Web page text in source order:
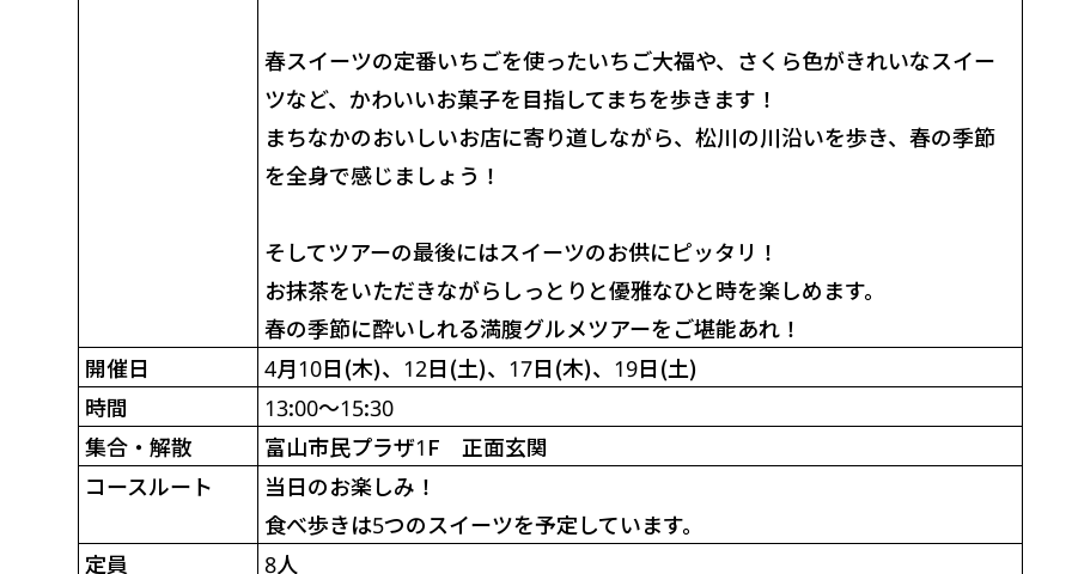
春スイーツの定番いちごを使ったいちご大福や、さくら色がきれいなスイー
ツなど、かわいいお菓子を目指してまちを歩きます！
まちなかのおいしいお店に寄り道しながら、松川の川沿いを歩き、春の季節
を全身で感じましょう！
そしてツアーの最後にはスイーツのお供にピッタリ！
お抹茶をいただきながらしっとりと優雅なひと時を楽しめます。
春の季節に酔いしれる満腹グルメツアーをご堪能あれ！
開催日
4月10日(木)、 12日(土)、 17日(木)、 19日(土)
時間
13:00～15:30
集合・ 解散 富山市民プラザ1F 正面玄関
コースルート
当日のお楽しみ！
食べ歩きは5つのスイーツを予定しています。
定員
8人